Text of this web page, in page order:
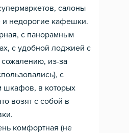
салоны
и недорогие кафешки.
с панорамным
с удобной лоджией с
из-за
с
шкафов, в которых
возят с собой в
комфортная (не